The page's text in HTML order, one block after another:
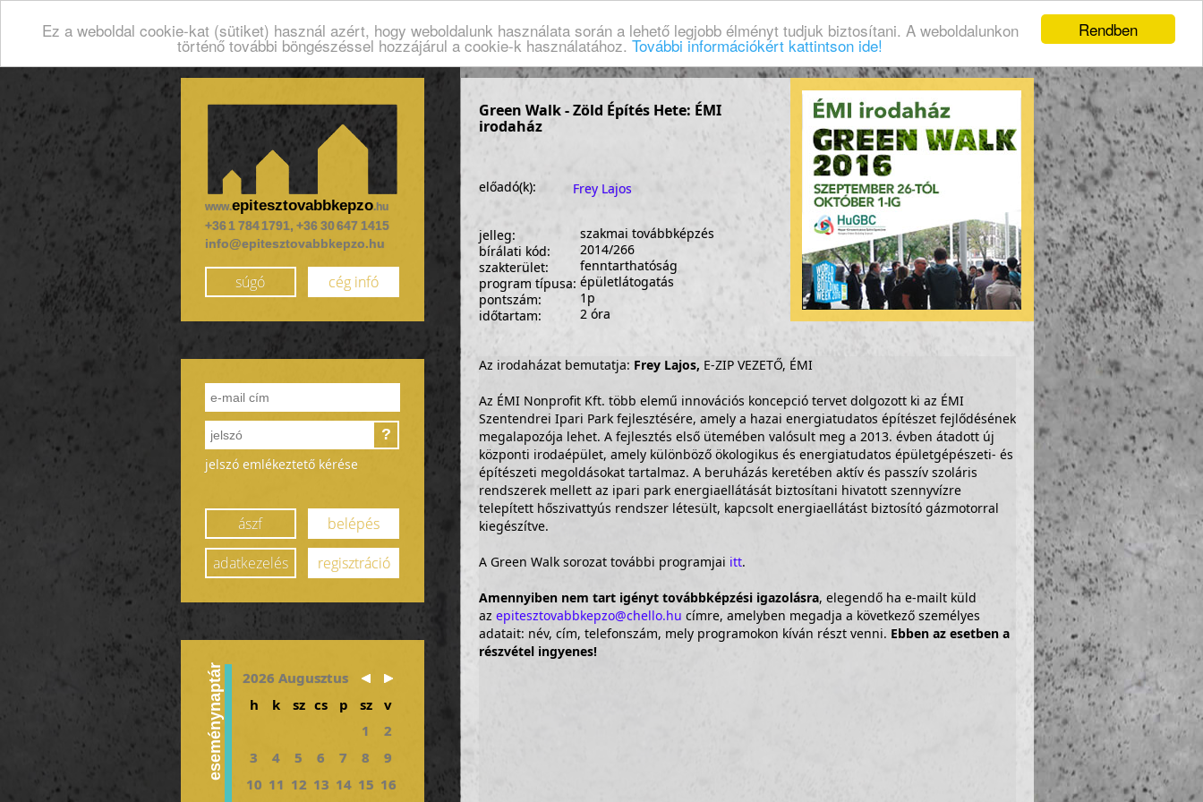
Rendben
Ez a weboldal cookie-kat (sütiket) használ azért, hogy weboldalunk használata során a lehető legjobb élményt tudjuk biztosítani. A weboldalunkon
történő további böngészéssel hozzájárul a cookie-k használatához. További információkért kattintson ide!
www.epitesztovabbkepzo.hu
+36 1 784 1791, +36 30 647 1415
info@epitesztovabbkepzo.hu
súgó cég infó
?
jelszó emlékeztető kérése
ászf
belépés
adatkezelés
regisztráció
eseménynaptár
2026 Augusztus
h
k sz cs p sz
v
1
2
3
4 5 6 7 8
9
10 11 12 13 14 15 16
Green Walk - Zöld Építés Hete: ÉMI
irodaház
előadó(k): Frey Lajos
jelleg:
szakmai továbbképzés
bírálati kód:
2014/266
szakterület:
fenntarthatóság
program típusa: épületlátogatás
pontszám:
1p
időtartam:
2 óra
Az irodaházat bemutatja: Frey Lajos, E-ZIP VEZETŐ, ÉMI
Az ÉMI Nonprofit Kft. több elemű innovációs koncepció tervet dolgozott ki az ÉMI
Szentendrei Ipari Park fejlesztésére, amely a hazai energiatudatos építészet fejlődésének
megalapozója lehet. A fejlesztés első ütemében valósult meg a 2013. évben átadott új
központi irodaépület, amely különböző ökologikus és energiatudatos épületgépészeti- és
építészeti megoldásokat tartalmaz. A beruházás keretében aktív és passzív szoláris
rendszerek mellett az ipari park energiaellátását biztosítani hivatott szennyvízre
telepített hőszivattyús rendszer létesült, kapcsolt energiaellátást biztosító gázmotorral
kiegészítve.
A Green Walk sorozat további programjai itt.
Amennyiben nem tart igényt továbbképzési igazolásra, elegendő ha e-mailt küld
az epitesztovabbkepzo@chello.hu címre, amelyben megadja a következő személyes
adatait: név, cím, telefonszám, mely programokon kíván részt venni. Ebben az esetben a
részvétel ingyenes!